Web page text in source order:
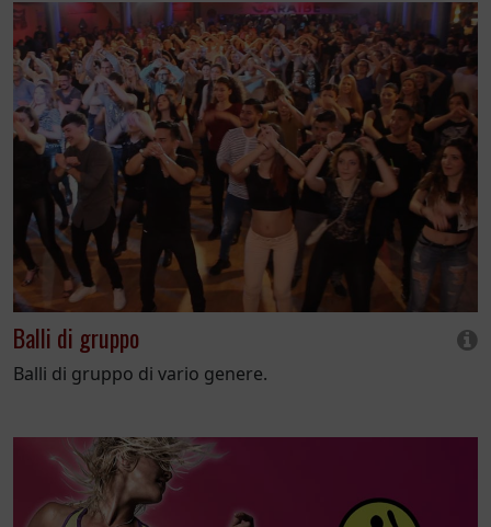
Balli di gruppo
Balli di gruppo di vario genere.